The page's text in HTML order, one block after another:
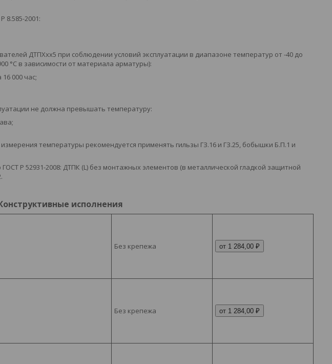
8.585-2001:
ДТПХхх5 при соблюдении условий эксплуатации в диапазоне температур от -40 до
°С в зависимости от материала арматуры):
000 час;
не должна превышать температуру:
температуры рекомендуется применять гильзы ГЗ.16 и ГЗ.25, бобышки Б.П.1 и
Р 52931-2008: ДТПК (L) без монтажных элементов (в металлической гладкой защитной
исполнения
Без крепежа от 1 284,00 ₽
Без крепежа от 1 284,00 ₽